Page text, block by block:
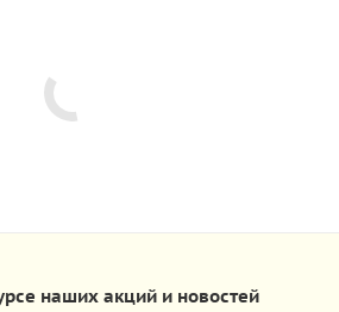
наших акций и новостей